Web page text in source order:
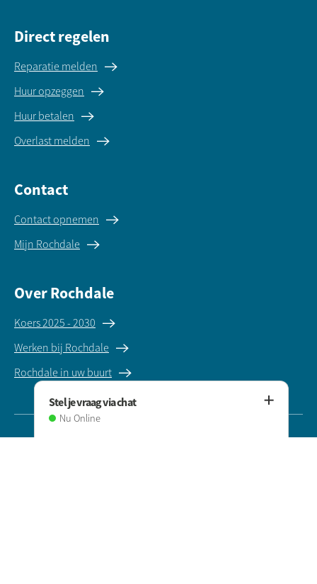
Direct regelen
Reparatie melden
Huur opzeggen
Huur betalen
Overlast melden
Contact
Contact opnemen
Mijn Rochdale
Over Rochdale
Koers 2025 - 2030
Werken bij Rochdale
Rochdale in uw buurt
Stel je vraag via chat
Nu Online